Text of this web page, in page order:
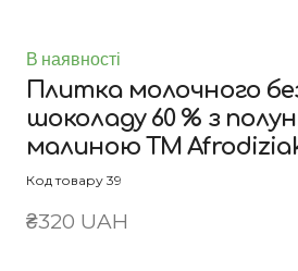
В наявності
Плитка молочного
шоколаду 60 % з
малиною ТМ
Код товару 39
₴320 UAH